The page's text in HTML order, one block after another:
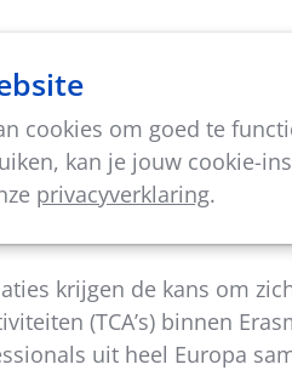
cookies om goed te
kan je jouw cookie-
privacyverklaring.
Vorming & activiteiten
kansen voor
krijgen de kans om
(TCA’s) binnen
uit heel Europa